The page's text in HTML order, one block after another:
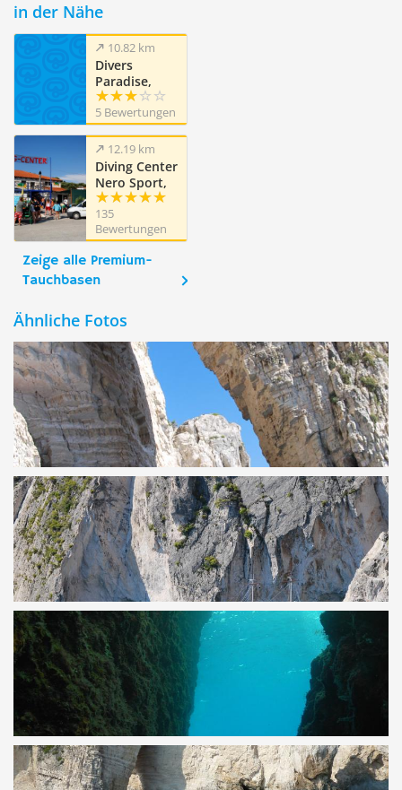
in der Nähe
10.82 km
Divers
Paradise,
Laganas,
Zakynthos
5 Bewertungen
12.19 km
Diving Center
Nero Sport,
Zakynthos
135
Bewertungen
Zeige alle Premium-
Tauchbasen
Ähnliche Fotos